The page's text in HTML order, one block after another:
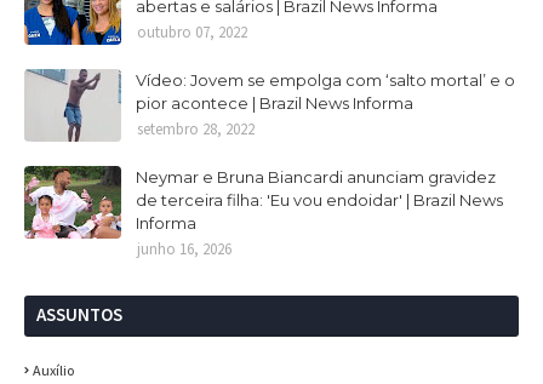
abertas e salários | Brazil News Informa
outubro 07, 2022
Vídeo: Jovem se empolga com ‘salto mortal’ e o
pior acontece | Brazil News Informa
setembro 28, 2022
Neymar e Bruna Biancardi anunciam gravidez
de terceira filha: 'Eu vou endoidar' | Brazil News
Informa
junho 16, 2026
ASSUNTOS
Auxílio